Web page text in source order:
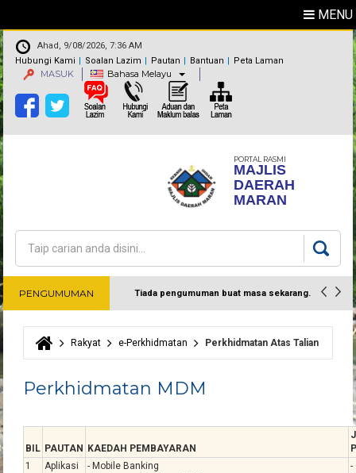
MENU
Ahad, 9/08/2026, 7:36 AM
Hubungi Kami
Soalan Lazim Pautan Bantuan Peta Laman
MASUK Bahasa Melayu
PORTAL RASMI
MAJLIS
DAERAH
MARAN
Borang carian
Carian
PENGUMUMAN Tiada pengumuman buat masa sekarang.
Harap maklum
Anda di sini
Rakyat e-Perkhidmatan Perkhidmatan Atas Talian
Perkhidmatan MDM
BIL PAUTAN KAEDAH PEMBAYARAN
1
Aplikasi
- Mobile Banking
-